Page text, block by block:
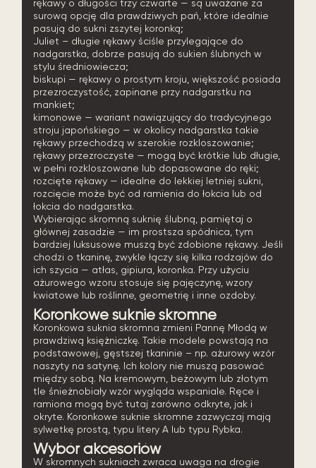
rękawy o długości trzy czwarte — są uważane za
surową opcję dla prawdziwych pań, które idealnie
pasują do sukni zszytej koronką;
Juliet – długie rękawy ściśle przylegające do
nadgarstka, dobrze pasują do sukien ślubnych w
stylu średniowiecza;
biskupi — rękawy o prostym kroju, większość posiada
przezroczystość, zapinane przy nadgarstku na
mankiet;
kimonowe — wariant nawiązujący do tradycyjnego
stroju japońskiego — w okolicy nadgarstka takie
rękawy przechodzą w szerokie rozkloszowanie;
rękawy przezroczyste — mogą być krótkie lub długie,
w pełni rozkloszowane lub dopasowane do ręki;
rozcięte rękawy — idealne do lekkiej letniej sukni,
rozcięcie może być od ramienia do łokcia lub od
łokcia do nadgarstka.
Wybierając skromną suknię ślubną, pamiętaj o
głównej zasadzie — im prostsza spódnica, tym
bardziej luksusowe muszą być zdobione rękawy. Jeśli
chodzi o tkaninę, zwykle łączy się kilka rodzajów do
ich szycia — atłas, gipiura, koronka. Przy użyciu
ażurowego wzoru stosuje się pajęczynę, wzory
kwiatowe lub roślinne, geometrię i inne ozdoby.
Koronkowe suknie skromne
Koronkowa suknia skromna zmieni Pannę Młodą w
prawdziwą księżniczkę. Takie modele powstają na
podstawowej, gęstszej tkaninie – np. ażurowy wzór
naszyty na satynę. Ich kolory nie muszą pasować
między sobą. Na kremowym, beżowym lub złotym
tle śnieżnobiały wzór wygląda wspaniale. Ręce i
ramiona mogą być tutaj zarówno odkryte, jak i
okryte. Koronkowe suknie skromne zazwyczaj mają
sylwetkę prostą, typu litery A lub typu Rybka.
Wybór akcesoriów
W skromnych sukniach zwraca uwaga na drogie